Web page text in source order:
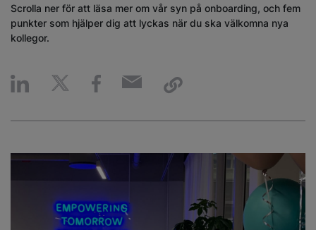
Scrolla ner för att läsa mer om vår syn på onboarding, och fem
punkter som hjälper dig att lyckas när du ska välkomna nya
kollegor.